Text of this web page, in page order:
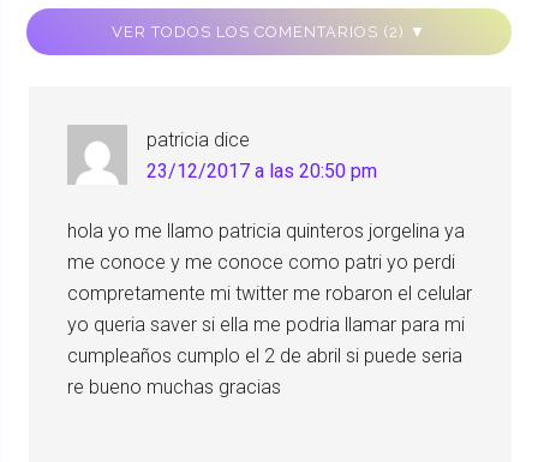
VER TODOS LOS COMENTARIOS (2) ▼
patricia dice
23/12/2017 a las 20:50 pm
hola yo me llamo patricia quinteros jorgelina ya
me conoce y me conoce como patri yo perdi
compretamente mi twitter me robaron el celular
yo queria saver si ella me podria llamar para mi
cumpleaños cumplo el 2 de abril si puede seria
re bueno muchas gracias